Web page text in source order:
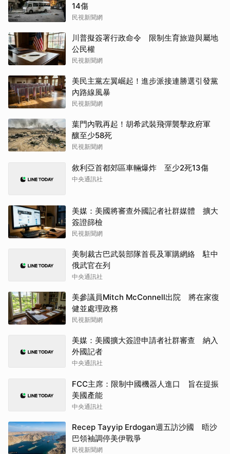
14傷
民視新聞網
川普擬簽署行政命令 限制生育旅遊與屬地
公民權
民視新聞網
美民主黨左翼崛起！進步派接連勝選引發黨
內路線風暴
民視新聞網
葉門內戰再起！胡希武裝飛彈襲擊政府軍
釀至少58死
民視新聞網
敘利亞首都郊區車輛爆炸 至少2死13傷
中央通訊社
美媒：美國將審查外國記者社群媒體 擴大
簽證篩檢
民視新聞網
美制裁古巴武裝部隊首長及軍購網絡 駐中
俄武官在列
中央通訊社
美參議員Mitch McConnell出院 將在家復
健並處理政務
民視新聞網
美媒：美國擴大簽證申請者社群審查 納入
外國記者
中央通訊社
FCC主席：限制中國機器人進口 旨在提振
美國產能
中央通訊社
Recep Tayyip Erdogan週五訪沙國 晤沙
巴領袖調停美伊戰爭
民視新聞網